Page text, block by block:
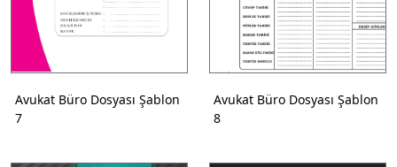
Avukat Büro Dosyası Şablon
7
Avukat Büro Dosyası Şablon
8